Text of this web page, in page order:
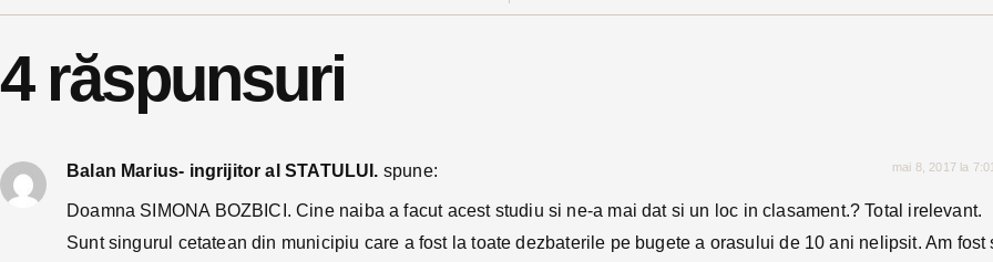
4 răspunsuri
Balan Marius- ingrijitor al STATULUI. spune: mai 8, 2017 la
Doamna SIMONA BOZBICI. Cine naiba a facut acest studiu si ne-a mai dat si un loc in clasament.? Total irelevant.
Sunt singurul cetatean din municipiu care a fost la toate dezbaterile pe bugete a orasului de 10 ani nelipsit. Am fost